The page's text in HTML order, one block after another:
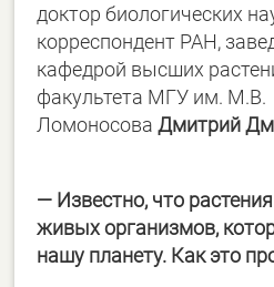
доктор биологических
корреспондент РАН,
кафедрой высших
факультета МГУ им. М.В.
ЛомоносоваДмитрий
— Известно, что
живых организмов,
нашу планету. Как это